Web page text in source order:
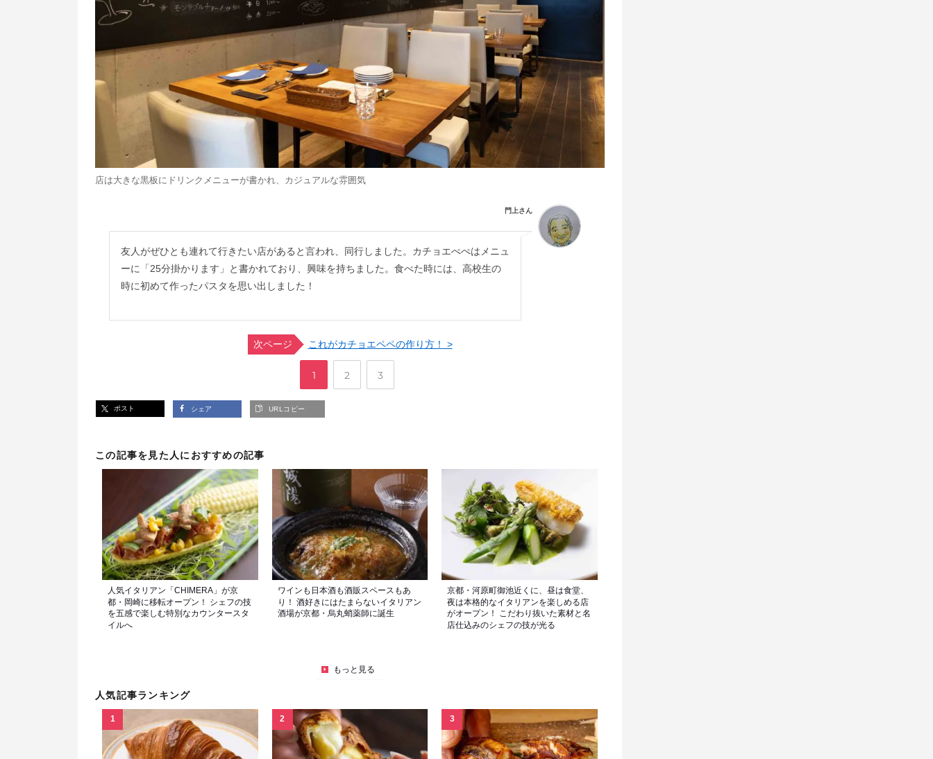
店は大きな黒板にドリンクメニューが書かれ、カジュアルな雰囲気
門上さん
友人がぜひとも連れて行きたい店があると言われ、同行しました。カチョエぺぺはメニュ
ーに「25分掛かります」と書かれており、興味を持ちました。食べた時には、高校生の
時に初めて作ったパスタを思い出しました！
次ページ これがカチョエペペの作り方！ >
ペ
ー
1
,
ペ
2
,
ペ
3
ポスト シェア URLコピー
この記事を見た人におすすめの記事
人気イタリアン「CHIMERA」が京
都・岡崎に移転オープン！ シェフの技
を五感で楽しむ特別なカウンタースタ
イルへ
ワインも日本酒も酒販スペースもあ
り！ 酒好きにはたまらないイタリアン
酒場が京都・烏丸蛸薬師に誕生
京都・河原町御池近くに、昼は食堂、
夜は本格的なイタリアンを楽しめる店
がオープン！ こだわり抜いた素材と名
店仕込みのシェフの技が光る
もっと見る
人気記事ランキング